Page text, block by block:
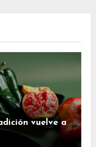
vuelve a